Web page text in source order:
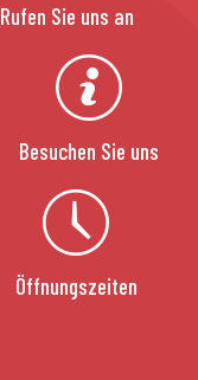
Rufen Sie uns an
Besuchen Sie uns
Öffnungszeiten